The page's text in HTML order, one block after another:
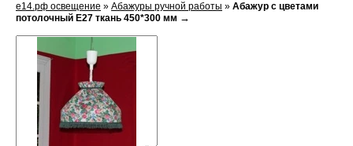
е14.рф освещение » Абажуры ручной работы » Абажур с цветами
потолочный Е27 ткань 450*300 мм →